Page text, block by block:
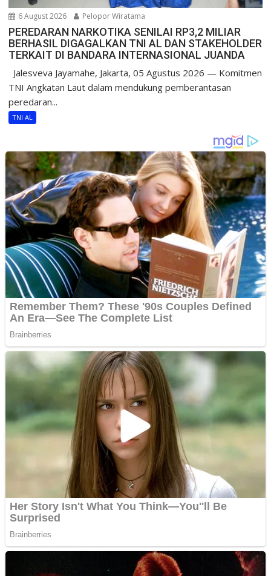
6 August 2026 Pelopor Wiratama
PEREDARAN NARKOTIKA SENILAI RP3,2 MILIAR
BERHASIL DIGAGALKAN TNI AL DAN STAKEHOLDER
TERKAIT DI BANDARA INTERNASIONAL JUANDA
Jalesveva Jayamahe, Jakarta, 05 Agustus 2026 — Komitmen
TNI Angkatan Laut dalam mendukung pemberantasan
peredaran...
TNI AL